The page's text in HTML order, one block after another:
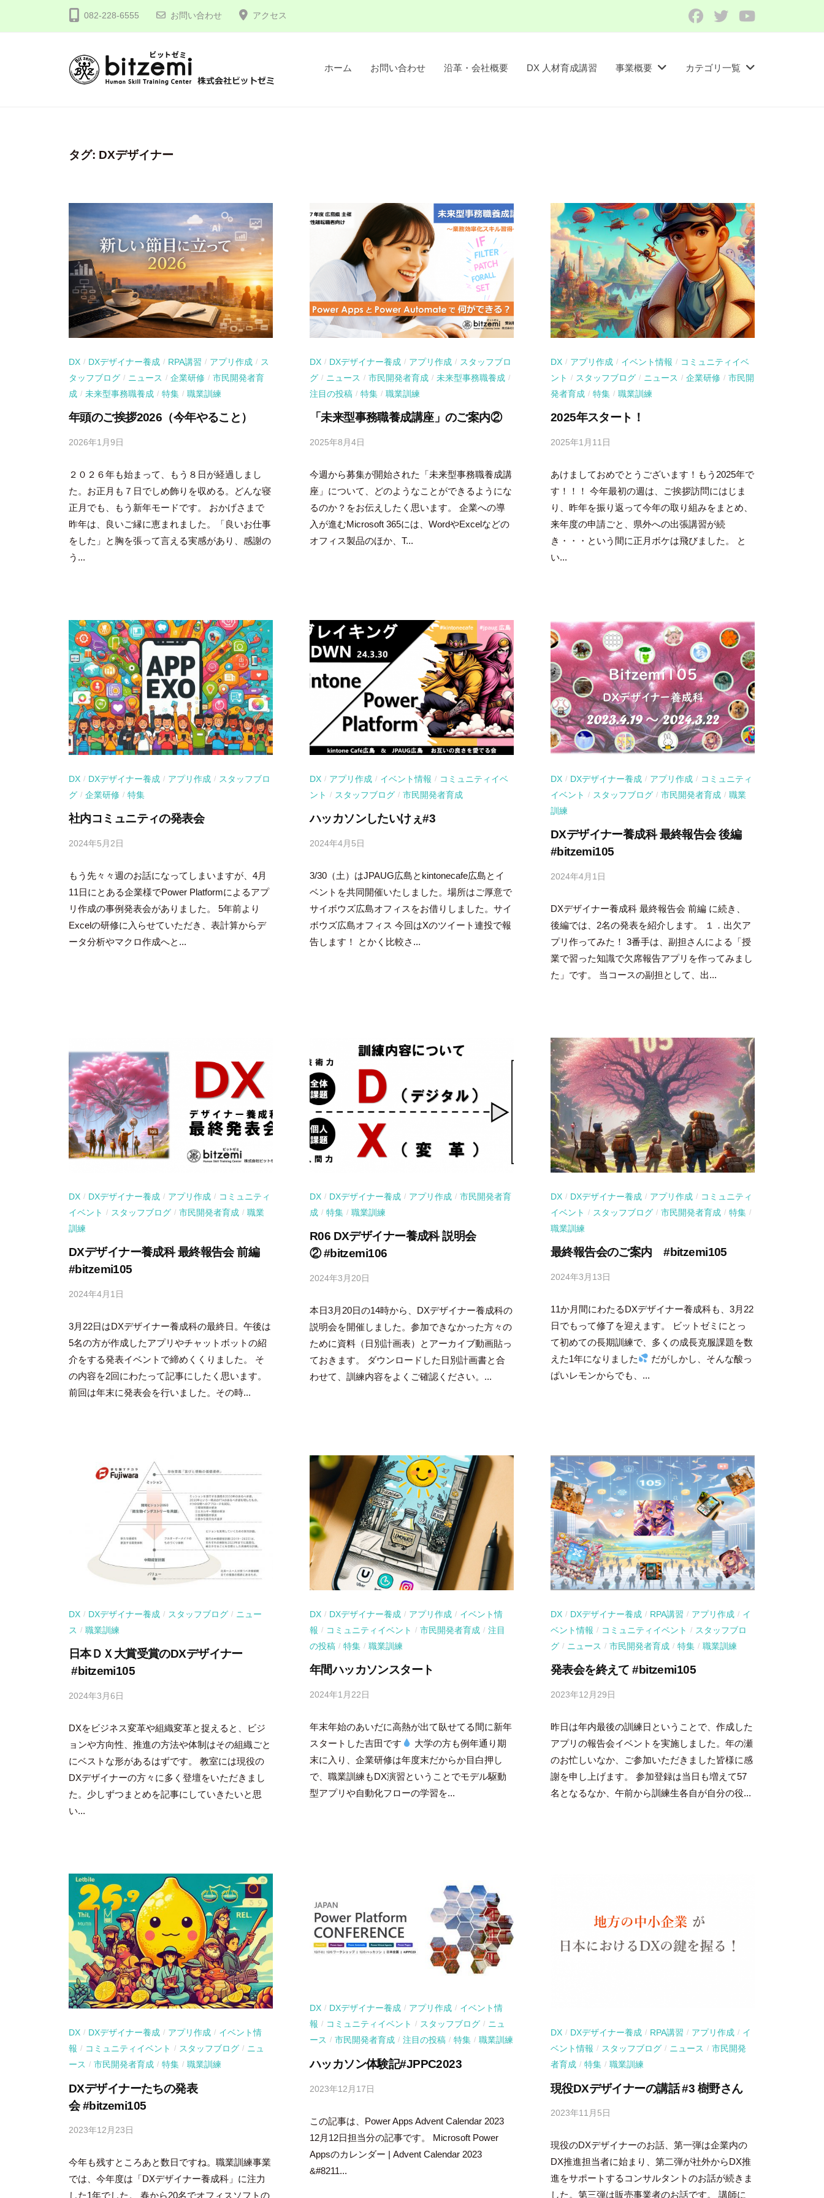
082-228-6555 お問い合わせ アクセス Facebook
TwitterYouTube
社
ト
ゼ
ミ
を
る
！
ホーム お問い合わせ 沿革・会社概要 DX 人材育成講習​ 事業概要 カテゴリ一覧
タグ: DXデザイナー
DX / DXデザイナー養成 / RPA講習 / アプリ作成 / ス
タッフブログ / ニュース / 企業研修 / 市民開発者育
成 / 未来型事務職養成 / 特集 / 職業訓練
年頭のご挨拶2026（今年やること）
2026年1月9日
吉
田
豪
２０２６年も始まって、もう８日が経過しまし
た。お正月も７日でしめ飾りを収める。どんな寝
正月でも、もう新年モードです。 おかげさまで
昨年は、良いご縁に恵まれました。「良いお仕事
をした」と胸を張って言える実感があり、感謝の
う...
DX / DXデザイナー養成 / アプリ作成 / スタッフブロ
グ / ニュース / 市民開発者育成 / 未来型事務職養成 /
注目の投稿 / 特集 / 職業訓練
「未来型事務職養成講座」のご案内②
2025年8月4日
吉
豪
今週から募集が開始された「未来型事務職養成講
座」について、どのようなことができるようにな
るのか？をお伝えしたく思います。 企業への導
入が進むMicrosoft 365には、WordやExcelなどの
オフィス製品のほか、T...
DX / アプリ作成 / イベント情報 / コミュニティイベ
ント
/ スタッフブログ / ニュース / 企業研修 / 市民開
発者育成 / 特集 / 職業訓練
2025年スタート！
2025年1月11日
吉
田
豪
あけましておめでとうございます！もう2025年で
す！！！ 今年最初の週は、ご挨拶訪問にはじま
り、昨年を振り返って今年の取り組みをまとめ、
来年度の申請ごと、県外への出張講習が続
き・・・という間に正月ボケは飛びました。 と
い...
DX / DXデザイナー養成 / アプリ作成 / スタッフブロ
グ / 企業研修 / 特集
社内コミュニティの発表会
2024年5月2日
吉
田
豪
もう先々々週のお話になってしまいますが、4月
11日にとある企業様でPower Platformによるアプ
リ作成の事例発表会がありました。 5年前より
Excelの研修に入らせていただき、表計算からデ
ータ分析やマクロ作成へと...
DX / アプリ作成 / イベント情報 / コミュニティイベ
ント
/ スタッフブログ / 市民開発者育成
ハッカソンしたいけぇ#3
2024年4月5日
吉
田
豪
3/30（土）はJPAUG広島とkintonecafe広島とイ
ベントを共同開催いたしました。場所はご厚意で
サイボウズ広島オフィスをお借りしました。サイ
ボウズ広島オフィス 今回はXのツイート連投で報
告します！ とかく比較さ...
DX / DXデザイナー養成 / アプリ作成 / コミュニティ
イベント
/ スタッフブログ / 市民開発者育成 / 職業
訓練
DXデザイナー養成科 最終報告会 後編
#bitzemi105
2024年4月1日
吉
田
豪
DXデザイナー養成科 最終報告会 前編 に続き、
後編では、2名の発表を紹介します。 １．出欠ア
プリ作ってみた！ 3番手は、副担さんによる「授
業で習った知識で欠席報告アプリを作ってみまし
た」です。 当コースの副担として、出...
DX / DXデザイナー養成 / アプリ作成 / コミュニティ
イベント
/ スタッフブログ / 市民開発者育成 / 職業
訓練
DXデザイナー養成科 最終報告会 前編
#bitzemi105
2024年4月1日
吉
田
豪
3月22日はDXデザイナー養成科の最終日。午後は
5名の方が作成したアプリやチャットボットの紹
介をする発表イベントで締めくくりました。 そ
の内容を2回にわたって記事にしたく思います。
前回は年末に発表会を行いました。その時...
DX / DXデザイナー養成 / アプリ作成 / 市民開発者育
成 / 特集 / 職業訓練
R06 DXデザイナー養成科 説明会
② #bitzemi106
2024年3月20日
吉
田
豪
本日3月20日の14時から、DXデザイナー養成科の
説明会を開催しました。参加できなかった方々の
ために資料（日別計画表）とアーカイブ動画貼っ
ておきます。 ダウンロードした日別計画書と合
わせて、訓練内容をよくご確認ください。...
DX / DXデザイナー養成 / アプリ作成 / コミュニティ
イベント
/ スタッフブログ / 市民開発者育成 / 特集 /
職業訓練
最終報告会のご案内 #bitzemi105
2024年3月13日
吉
田
豪
11か月間にわたるDXデザイナー養成科も、3月22
日でもって修了を迎えます。 ビットゼミにとっ
て初めての長期訓練で、多くの成長克服課題を数
えた1年になりました
だがしかし、そんな酸っ
ぱいレモンからでも、...
DX / DXデザイナー養成 / スタッフブログ / ニュー
ス / 職業訓練
日本ＤＸ大賞受賞のDXデザイナー
#bitzemi105
2024年3月6日
吉
豪
DXをビジネス変革や組織変革と捉えると、ビジ
ョンや方向性、推進の方法や体制はその組織ごと
にベストな形があるはずです。 教室には現役の
DXデザイナーの方々に多く登壇をいただきまし
た。少しずつまとめを記事にしていきたいと思
い...
DX / DXデザイナー養成 / アプリ作成 / イベント情
報 / コミュニティイベント / 市民開発者育成 / 注目
の投稿 / 特集 / 職業訓練
年間ハッカソンスタート
2024年1月22日
吉
田
豪
年末年始のあいだに高熱が出て臥せてる間に新年
スタートした吉田です
大学の方も例年通り期
末に入り、企業研修は年度末だからか目白押し
で、職業訓練もDX演習ということでモデル駆動
型アプリや自動化フローの学習を...
DX / DXデザイナー養成 / RPA講習 / アプリ作成 / イ
ベント情報 / コミュニティイベント / スタッフブロ
グ / ニュース / 市民開発者育成 / 特集 / 職業訓練
発表会を終えて #bitzemi105
2023年12月29日
吉
田
昨日は年内最後の訓練日ということで、作成した
アプリの報告会イベントを実施しました。年の瀬
のお忙しいなか、ご参加いただきました皆様に感
謝を申し上げます。 参加登録は当日も増えて57
名となるなか、午前から訓練生各自が自分の役...
DX / DXデザイナー養成 / アプリ作成 / イベント情
報 / コミュニティイベント / スタッフブログ / ニュ
ース / 市民開発者育成 / 特集 / 職業訓練
DXデザイナーたちの発表
会 #bitzemi105
2023年12月23日
吉
田
豪
今年も残すところあと数日ですね。職業訓練事業
では、今年度は「DXデザイナー養成科」に注力
した1年でした。 春から20名でオフィスソフトの
DX / DXデザイナー養成 / アプリ作成 / イベント情
報 / コミュニティイベント / スタッフブログ / ニュ
ース / 市民開発者育成 / 注目の投稿 / 特集 / 職業訓練
ハッカソン体験記#JPPC2023
2023年12月17日
吉
田
豪
この記事は、Power Apps Advent Calendar 2023
12月12日担当分の記事です。 Microsoft Power
Appsのカレンダー | Advent Calendar 2023
&#8211...
DX / DXデザイナー養成 / RPA講習 / アプリ作成 / イ
ベント情報 / スタッフブログ / ニュース / 市民開発
者育成 / 特集 / 職業訓練
現役DXデザイナーの講話 #3 樹野さん
2023年11月5日
吉
田
豪
現役のDXデザイナーのお話、第一弾は企業内の
DX推進担当者に始まり、第二弾が社外からDX推
進をサポートするコンサルタントのお話が続きま
した。第三弾は販売事業者のお話です。 講師に
式
会
ビ
ッ